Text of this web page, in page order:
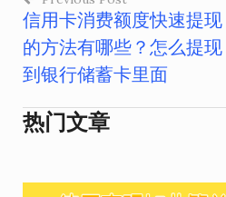
文
章
航
信用卡消费额度快速提现
的方法有哪些？怎么提现
到银行储蓄卡里面
热门文章